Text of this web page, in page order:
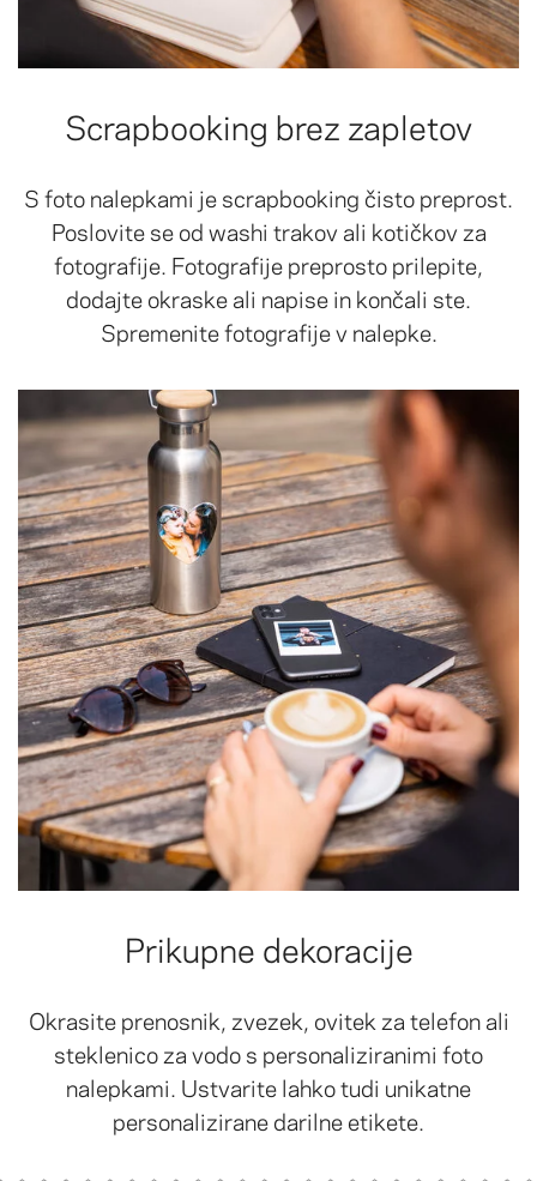
Scrapbooking brez zapletov
S foto nalepkami je scrapbooking čisto preprost.
Poslovite se od washi trakov ali kotičkov za
fotografije. Fotografije preprosto prilepite,
dodajte okraske ali napise in končali ste.
Spremenite fotografije v nalepke.
Prikupne dekoracije
Okrasite prenosnik, zvezek, ovitek za telefon ali
steklenico za vodo s personaliziranimi foto
nalepkami. Ustvarite lahko tudi unikatne
personalizirane darilne etikete.